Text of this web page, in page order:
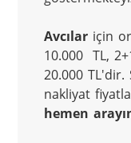
Avcılar için
10.000  TL,
20.000 TL'dir.
hemen